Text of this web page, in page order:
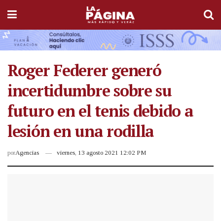
Roger Federer generó
incertidumbre sobre su
futuro en el tenis debido a
lesión en una rodilla
porAgencias viernes, 13 agosto 2021 12:02 PM